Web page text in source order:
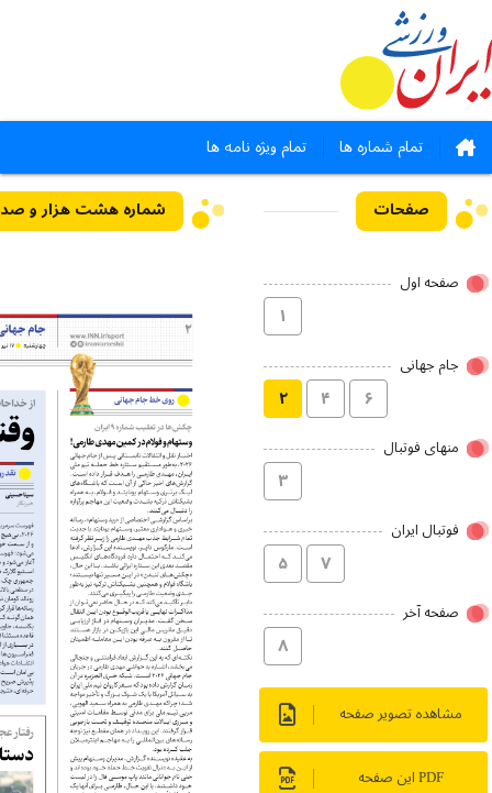
تمام شماره ها تمام ویژه نامه ها
صفحات
صفحه اول
۱
جام جهانی
۲ ۴ ۶
منهای فوتبال
۳
فوتبال ایران
۵ ۷
صفحه آخر
۸
مشاهده تصویر صفحه
PDF این صفحه